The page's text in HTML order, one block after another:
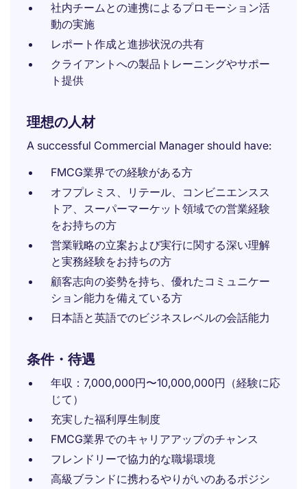
社内チームとの連携によるプロモーション活
動の実施
レポート作成と進捗状況の共有
クライアントへの製品トレーニングやサポー
ト提供
理想の人材
A successful Commercial Manager should have:
FMCG業界での経験がある方
オフプレミス、リテール、コンビニエンスス
トア、スーパーマーケット領域での営業経験
をお持ちの方
営業戦略の立案および実行に関する深い理解
と実務経験をお持ちの方
顧客志向の姿勢を持ち、優れたコミュニケー
ション能力を備えている方
日本語と英語でのビジネスレベルの会話能力
条件・待遇
年収：7,000,000円〜10,000,000円（経験に応
じて）
充実した福利厚生制度
FMCG業界でのキャリアアップのチャンス
フレンドリーで協力的な職場環境
高級ブランドに携わるやりがいのあるポジシ